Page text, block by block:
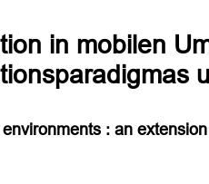
in mobilen
: an